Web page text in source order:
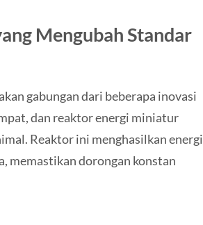
Mengubah Standar
gabungan dari beberapa inovasi
dan reaktor energi miniatur
Reaktor ini menghasilkan energi
memastikan dorongan konstan